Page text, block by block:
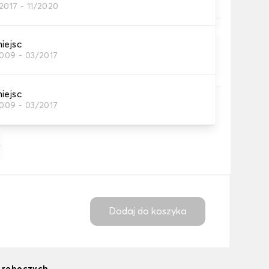
- 11/2020
- 03/2017
- 03/2017
pod piętę do maty kierowcy, aby zapewnić
dla materiałów gumowych
pomocą tekstu i/lub ikony
Dodaj do koszyka